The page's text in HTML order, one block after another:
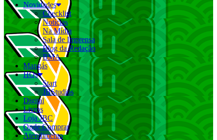
Novidades
Checklist
Notícias
Na Mídia
Sala de Imprensa
Blog da Redação
BMA
Mangás
HQs
Start
JBStudios
Digital
Livros
Loja JBC
Onde Comprar
Atendimento